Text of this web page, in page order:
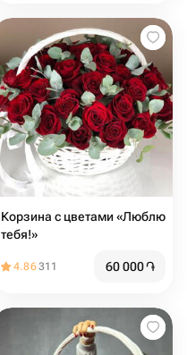
Корзина с цветами «Люблю
тебя!»
4.86311 60 000֏